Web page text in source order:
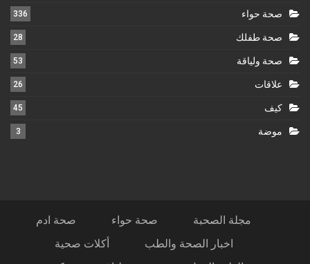
صحة حواء 336
صحة طفلك 28
صحة ولياقة 53
علاقات 26
كيف 45
موضة 3
مجلة الصحبة صحة حواء
صحة ادم
اخبار الصحة والطب
أكلات صحية